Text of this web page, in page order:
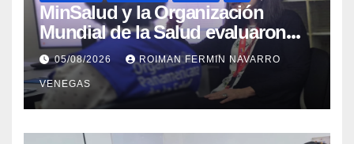
MinSalud y la Organización
Mundial de la Salud evaluaron
propuesta técnica integral en
materia de agua saneamiento e
higiene ante contingencia
sísmica
05/08/2026 ROIMAN FERMIN NAVARRO
VENEGAS